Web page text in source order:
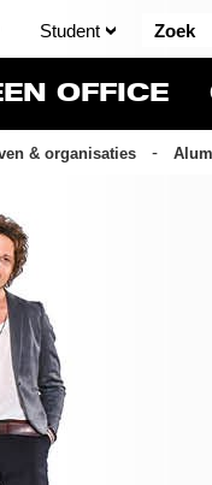
Student
OFFICE
& organisaties